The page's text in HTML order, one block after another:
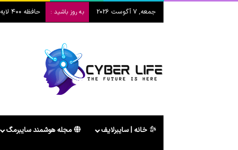
جمعه, 7 آگوست 2026 به روز باشید : حافظه ۴۰۰ لایه سامسونگ؛ انقلاب V10 در هوش مصنوعی
خانه | سایبرلایف مجله هوشمند سایبرمگ